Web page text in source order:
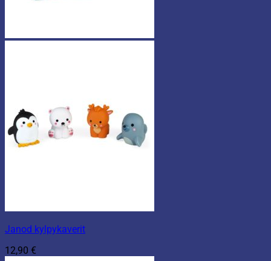
Janod kylpykaverit
12,90 €